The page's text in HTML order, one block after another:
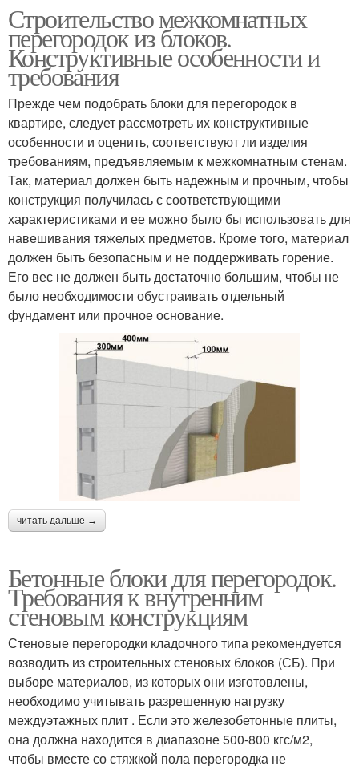
Строительство межкомнатных
перегородок из блоков.
Конструктивные особенности и
требования
Прежде чем подобрать блоки для перегородок в
квартире, следует рассмотреть их конструктивные
особенности и оценить, соответствуют ли изделия
требованиям, предъявляемым к межкомнатным стенам.
Так, материал должен быть надежным и прочным, чтобы
конструкция получилась с соответствующими
характеристиками и ее можно было бы использовать для
навешивания тяжелых предметов. Кроме того, материал
должен быть безопасным и не поддерживать горение.
Его вес не должен быть достаточно большим, чтобы не
было необходимости обустраивать отдельный
фундамент или прочное основание.
читать дальше →
Бетонные блоки для перегородок.
Требования к внутренним
стеновым конструкциям
Стеновые перегородки кладочного типа рекомендуется
возводить из строительных стеновых блоков (СБ). При
выборе материалов, из которых они изготовлены,
необходимо учитывать разрешенную нагрузку
междуэтажных плит . Если это железобетонные плиты,
она должна находится в диапазоне 500-800 кгс/м2,
чтобы вместе со стяжкой пола перегородка не